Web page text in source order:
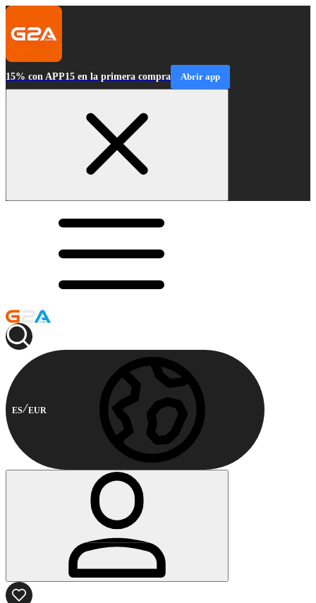
15% con APP15 en la primera compra Abrir app
ES EUR